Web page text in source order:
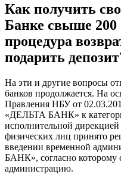
Как получить
Банке свыше 200
процедура
подарить
На эти и другие вопросы
банков продолжается. На
Правления НБУ от
«ДЕЛЬТА БАНК» к
исполнительной
физических лиц принято
введении временной
БАНК», согласно которому
администрацию.